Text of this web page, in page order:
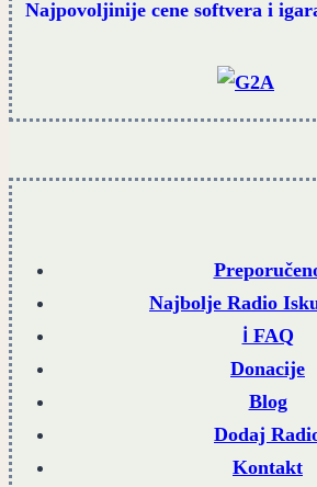
Najpovoljinije cene softvera i
Najbolje Radio
ℹ️ FAQ
Donacije
Blog
Dodaj
Kontakt